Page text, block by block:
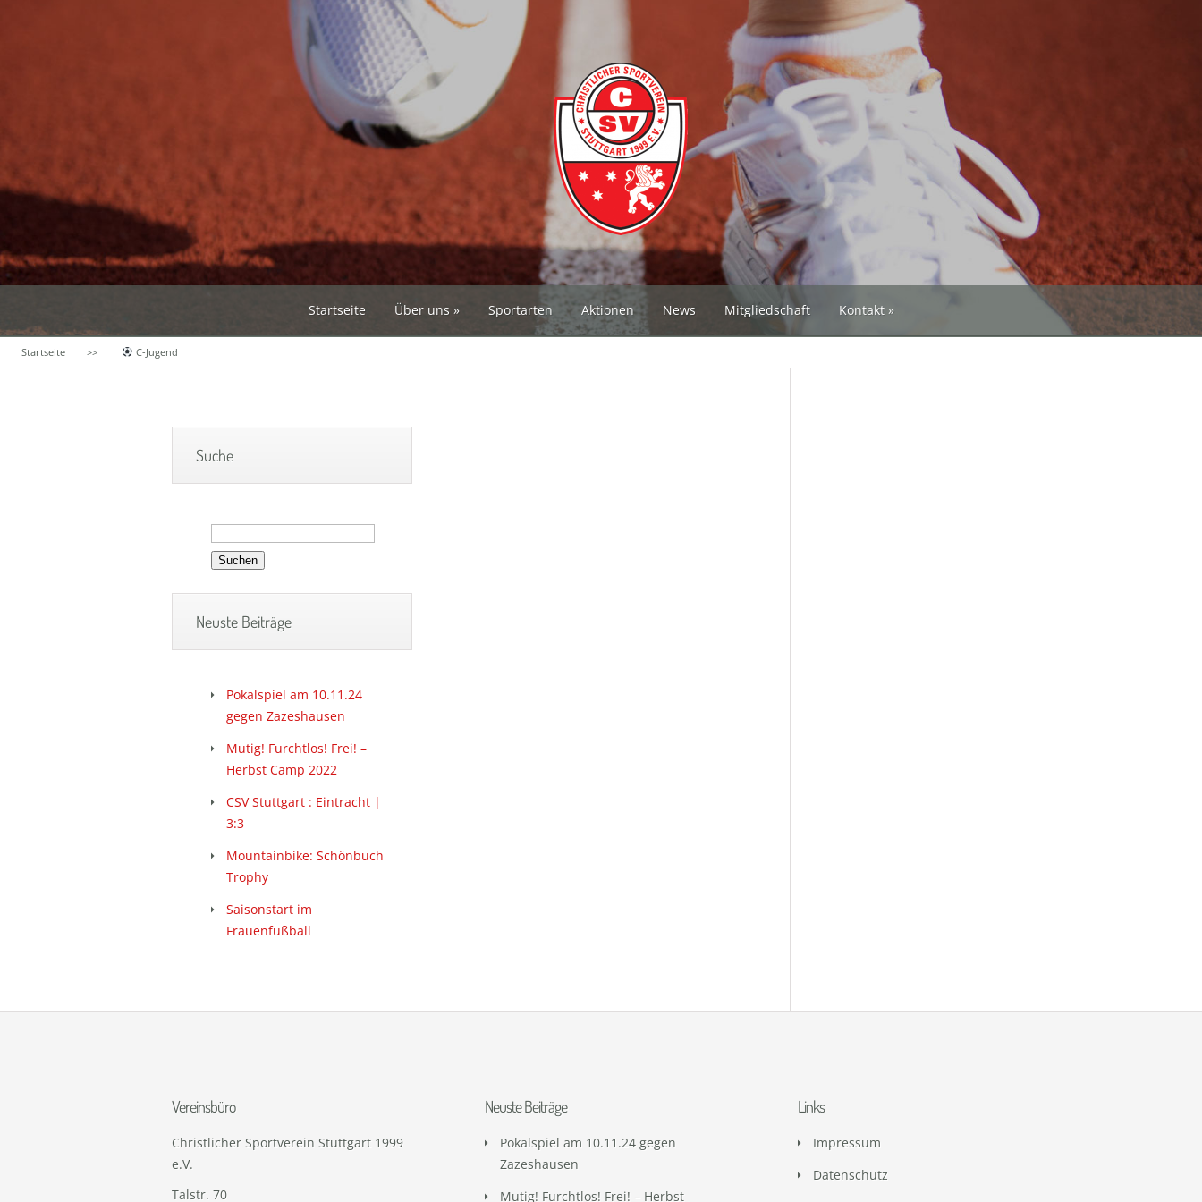
Startseite Über uns Sportarten Aktionen News Mitgliedschaft Kontakt
Startseite C-Jugend
Suche
Suchen
nach:
Neuste Beiträge
Pokalspiel am 10.11.24
gegen Zazeshausen
Mutig! Furchtlos! Frei! –
Herbst Camp 2022
CSV Stuttgart : Eintracht |
3:3
Mountainbike: Schönbuch
Trophy
Saisonstart im
Frauenfußball
Vereinsbüro
Christlicher Sportverein Stuttgart 1999
e.V.
Talstr. 70
Neuste Beiträge
Pokalspiel am 10.11.24 gegen
Zazeshausen
Mutig! Furchtlos! Frei! – Herbst
Links
Impressum
Datenschutz